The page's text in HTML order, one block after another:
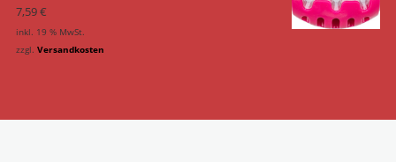
7,59€
inkl. 19 % MwSt.
zzgl. Versandkosten